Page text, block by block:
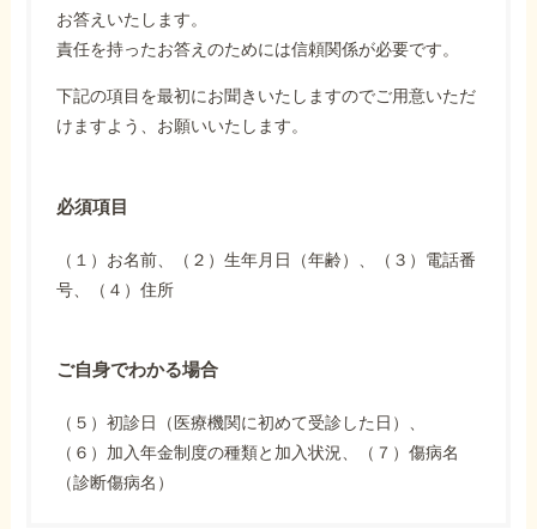
お答えいたします。
責任を持ったお答えのためには信頼関係が必要です。
下記の項目を最初にお聞きいたしますのでご用意いただ
けますよう、お願いいたします。
必須項目
（１）お名前、（２）生年月日（年齢）、（３）電話番
号、（４）住所
ご自身でわかる場合
（５）初診日（医療機関に初めて受診した日）、
（６）加入年金制度の種類と加入状況、（７）傷病名
（診断傷病名）